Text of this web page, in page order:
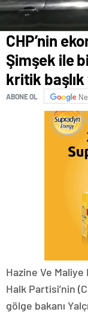
CHP’nin
Şimşek ile
kritik başlık
ABONE OL
Hazine Ve
Halk Partisi’nin
gölge bakanı